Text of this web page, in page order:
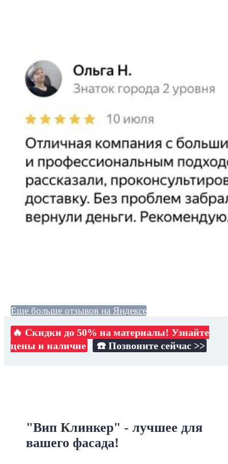
Еще больше отзывов на Яндексе
🔥 Скидки до 50% на материалы! Узнайте
цены и наличие
☎️ Позвоните сейчас >>
"Вип Клинкер" - лучшее для
вашего фасада!